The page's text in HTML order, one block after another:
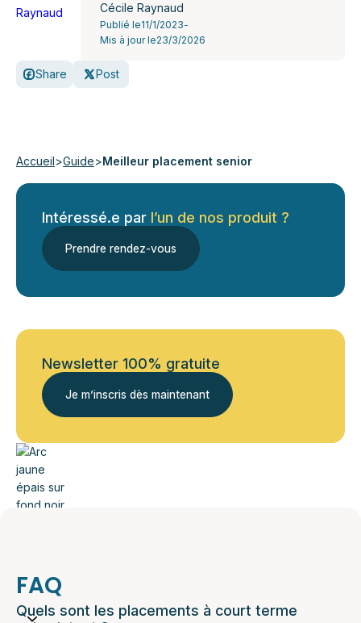
Cécile Raynaud
Publié le11/1/2023-
Mis à jour le23/3/2026
Share Post
Accueil>Guide>Meilleur placement senior
Intéressé.e par l’un de nos produit ?
Prendre rendez-vous
Newsletter 100% gratuite
Je m’inscris dès maintenant
FAQ
Quels sont les placements à court terme